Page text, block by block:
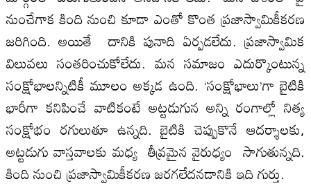
నుంచేగాక కింది నుంచి కూడా ఎంతో కొంత ప్రజాస్వామికీకరణ
జరిగింది. అయితే దానికి పునాది ఏర్పడలేదు. ప్రజాస్వామిక
విలువలు సంతరించుకోలేదు. మన సమాజం ఎదుర్కొంటున్న
సంక్షోభాలన్నిటికీ మూలం అక్కడ ఉంది. ‘సంక్షోభాలు’గా బైటికి
భారీగా కనిపించే వాటికంటే అట్టడుగున అన్ని రంగాల్లో నిత్య
సంక్షోభం రగులుతూ ఉన్నది. బైటికి చెప్పుకొనే ఆదర్శాలకు,
అట్టడుగు వాస్తవాలకు మధ్య తీవ్రమైన వైరుధ్యం సాగుతున్నది.
కింది నుంచి ప్రజాస్వామికీకరణ జరగలేదనడానికి ఇది గుర్తు.